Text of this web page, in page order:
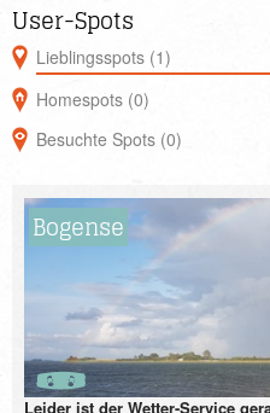
User-Spots
Lieblingsspots (1)
Homespots (0)
Besuchte Spots (0)
Bogense